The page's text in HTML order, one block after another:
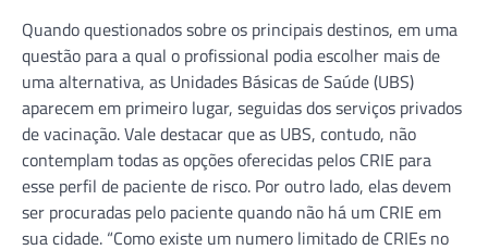
Quando questionados sobre os principais destinos, em uma
questão para a qual o profissional podia escolher mais de
uma alternativa, as Unidades Básicas de Saúde (UBS)
aparecem em primeiro lugar, seguidas dos serviços privados
de vacinação. Vale destacar que as UBS, contudo, não
contemplam todas as opções oferecidas pelos CRIE para
esse perfil de paciente de risco. Por outro lado, elas devem
ser procuradas pelo paciente quando não há um CRIE em
sua cidade. “Como existe um numero limitado de CRIEs no